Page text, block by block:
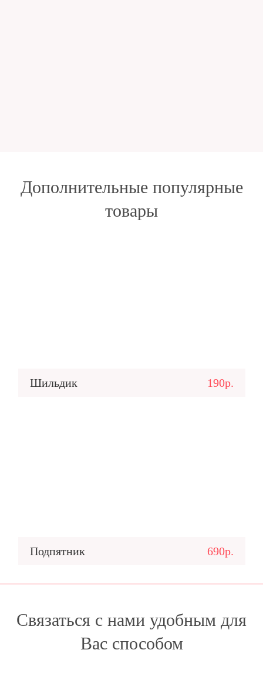
Дополнительные популярные
товары
Шильдик 190р.
Подпятник 690р.
Связаться с нами удобным для
Вас способом